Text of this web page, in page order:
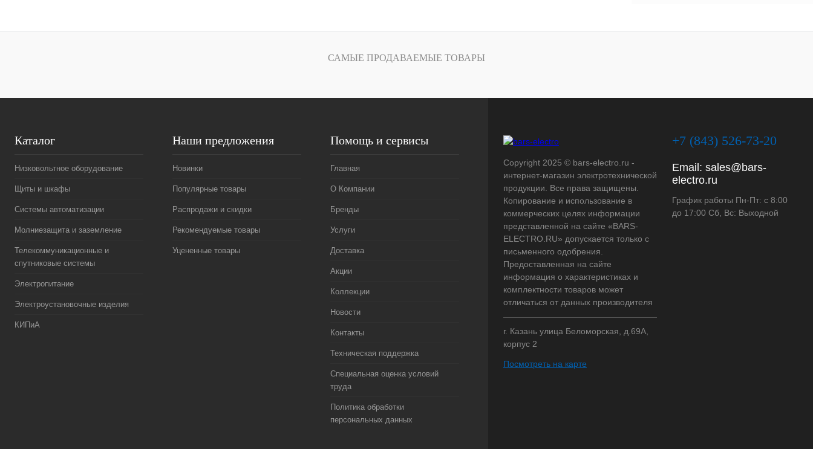
Купить в 1 клик Сравнение Купить в 1 клик Сравнение
САМЫЕ ПРОДАВАЕМЫЕ ТОВАРЫ
Каталог
Низковольтное оборудование
Щиты и шкафы
Системы автоматизации
Молниезащита и заземление
Телекоммуникационные и
спутниковые системы
Электропитание
Электроустановочные изделия
КИПиА
Наши предложения
Новинки
Популярные товары
Распродажи и скидки
Рекомендуемые товары
Уцененные товары
Помощь и сервисы
Главная
О Компании
Бренды
Услуги
Доставка
Акции
Коллекции
Новости
Контакты
Техническая поддержка
Специальная оценка условий
труда
Политика обработки
персональных данных
Copyright 2025 © bars-electro.ru -
интернет-магазин электротехнической
продукции. Все права защищены.
Копирование и использование в
коммерческих целях информации
представленной на сайте «BARS-
ELECTRO.RU» допускается только с
письменного одобрения.
Предоставленная на сайте
информация о характеристиках и
комплектности товаров может
отличаться от данных производителя
г. Казань улица Беломорская, д.69А,
корпус 2
Посмотреть на карте
+7 (843) 526-73-20
Email: sales@bars-
electro.ru
График работы Пн-Пт: с 8:00
до 17:00 Сб, Вс: Выходной